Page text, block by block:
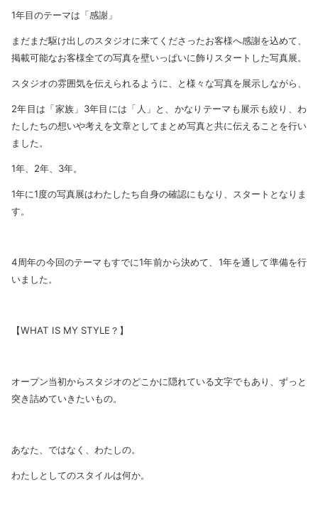
1年目のテーマは「感謝」
まだまだ駆け出しのスタジオに来てくださったお客様へ感謝を込めて、
掲載可能なお客様全ての写真を壁いっぱいに飾りスタートした写真展。
スタジオの雰囲気を伝えられるように、と様々な写真を展示しながら、
2年目は「家族」3年目には「人」と、かなりテーマも展示も絞り、わ
たしたちの想いや考えを文章としてまとめ写真と共に伝えることを行い
ました。
1年、2年、3年。
1年に1度の写真展はわたしたち自身の確認にもなり、スタートとなりま
す。
4周年の今回のテーマもすでに1年前から決めて、1年を通して準備を行
いました。
【WHAT IS MY STYLE？】
オープン当初からスタジオのどこかに隠れている文字でもあり、ずっと
突き詰めていきたいもの。
あなた、ではなく、わたしの。
わたしとしてのスタイルは何か。